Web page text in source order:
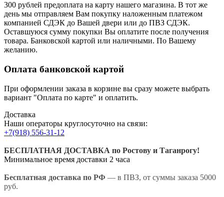
300 рублей предоплата на карту нашего магазина. В тот же
день мы отправляем Вам покупку наложенным платежом
компанией СДЭК до Вашей двери или до ПВЗ СДЭК.
Оставшуюся сумму покупки Вы оплатите после получения
товара. Банковской картой или наличными. По Вашему
желанию.
Оплата банковской картой
При оформлении заказа в корзине вы сразу можете выбрать
вариант "Оплата по карте" и оплатить.
Доставка
Наши операторы круглосуточно на связи:
+7(918) 556-31-12
БЕСПЛАТНАЯ ДОСТАВКА по Ростову и Таганрогу!
Минимальное время доставки 2 часа
Бесплатная доставка по РФ — в ПВЗ, от суммы заказа 5000
руб.